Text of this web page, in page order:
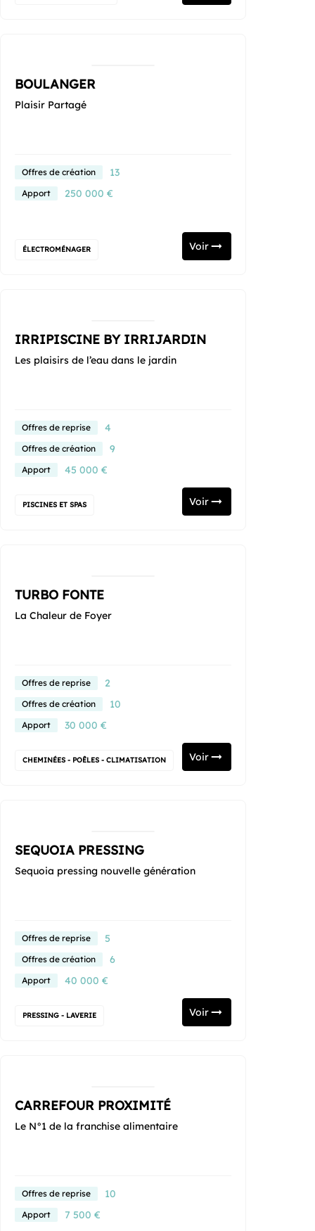
BOULANGER
Plaisir Partagé
Offres de création 13
Apport 250 000 €
ÉLECTROMÉNAGER Voir
IRRIPISCINE BY IRRIJARDIN
Les plaisirs de l’eau dans le jardin
Offres de reprise 4
Offres de création 9
Apport 45 000 €
PISCINES ET SPAS Voir
TURBO FONTE
La Chaleur de Foyer
Offres de reprise 2
Offres de création 10
Apport 30 000 €
CHEMINÉES - POÊLES - CLIMATISATION Voir
SEQUOIA PRESSING
Sequoia pressing nouvelle génération
Offres de reprise 5
Offres de création 6
Apport 40 000 €
PRESSING - LAVERIE Voir
CARREFOUR PROXIMITÉ
Le N°1 de la franchise alimentaire
Offres de reprise 10
Apport 7 500 €